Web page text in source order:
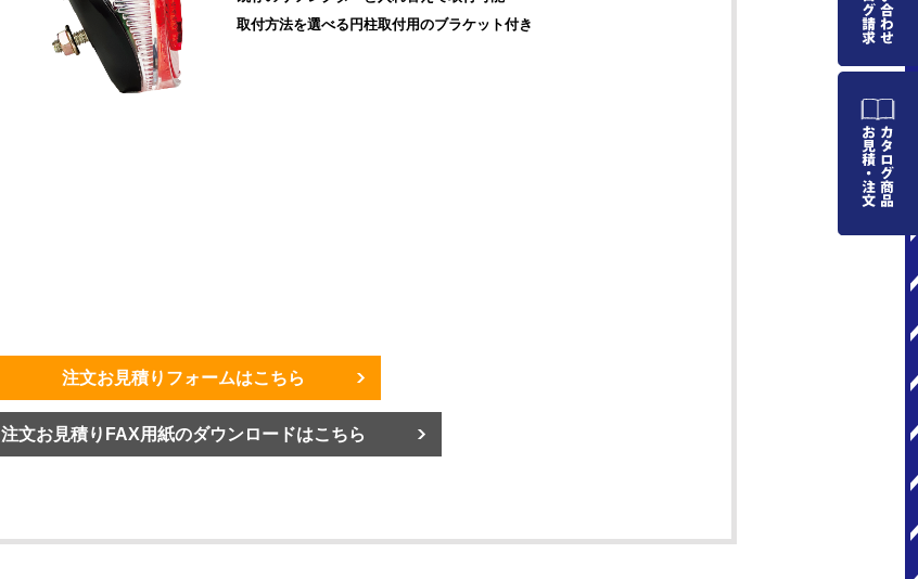
取付方法を選べる円柱取付用のブラケット付き
注文お見積りフォームはこちら
注文お見積りFAX用紙のダウンロードはこちら